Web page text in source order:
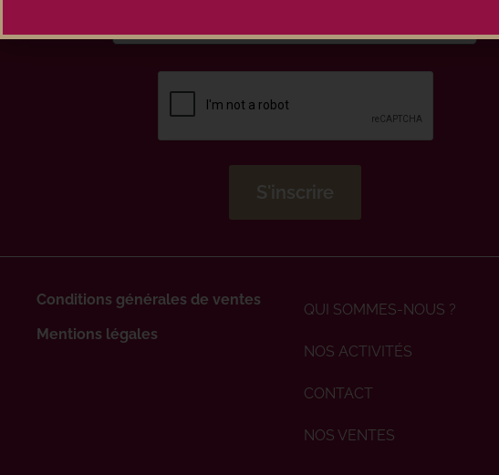
Conditions générales de ventes
Mentions légales
QUI SOMMES-NOUS ?
NOS ACTIVITÉS
CONTACT
NOS VENTES